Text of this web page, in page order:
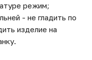
режим;
- не гладить по
изделие на